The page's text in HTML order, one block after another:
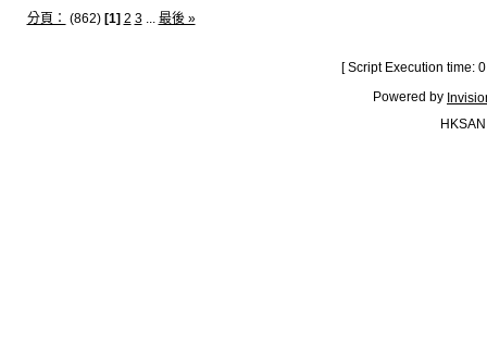
分頁： (862) [1] 2 3... 最後 »
[ Script Execution time:
Powered by